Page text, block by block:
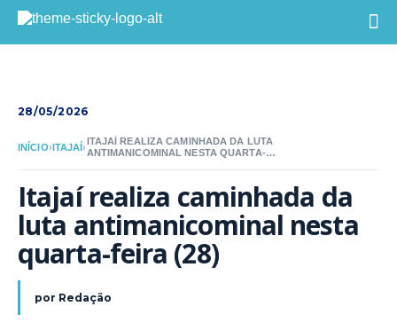
28/05/2026
INÍCIO›ITAJAÍ›
ITAJAÍ REALIZA CAMINHADA DA LUTA
ANTIMANICOMINAL NESTA QUARTA-
Itajaí realiza caminhada da
luta antimanicominal nesta
quarta-feira (28)
por Redação